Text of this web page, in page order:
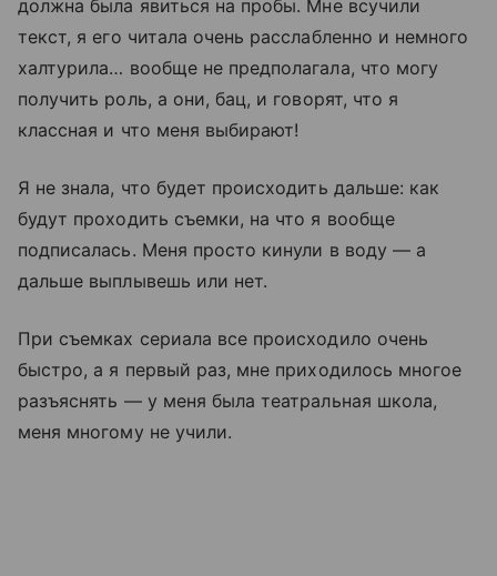
должна была явиться на пробы. Мне всучили
текст, я его читала очень расслабленно и немного
халтурила… вообще не предполагала, что могу
получить роль, а они, бац, и говорят, что я
классная и что меня выбирают!
Я не знала, что будет происходить дальше: как
будут проходить съемки, на что я вообще
подписалась. Меня просто кинули в воду — а
дальше выплывешь или нет.
При съемках сериала все происходило очень
быстро, а я первый раз, мне приходилось многое
разъяснять — у меня была театральная школа,
меня многому не учили.